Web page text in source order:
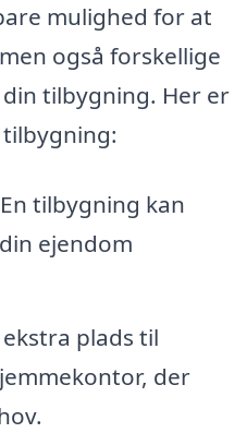
mulighed for at
også forskellige
tilbygning. Her er
tilbygning kan
ejendom
plads til
der